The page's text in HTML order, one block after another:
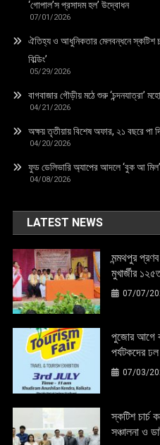
‘গোপাল’স প্রসাদম হল’ উদ্বোধন
07/01/2026
ঐতিহ্য ও আধুনিকতার মেলবন্ধনে স্কটিশ
বিল্ডিং’
05/29/2026
বাগবাজার গৌড়ীয় মঠে শুরু ‘চন্দনযাত্রা’
04/21/2026
অক্ষয় তৃতীয়ায় বিশেষ অফার, ২১ বছরে পা
04/20/2026
ফুড ডেলিভারি অ্যাপের আদলে ‘বুক আ
04/08/2026
LATEST NEWS
মন্মথপুর
মুখার্জীর
07/07/
পুজোর আগে
পর্যটকদের ঢল
07/03/
স্কটিশ চার্চ
সঞ্চালনা ও